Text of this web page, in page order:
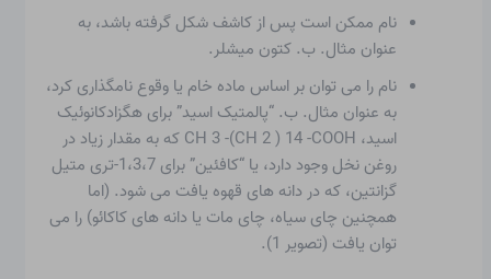
نام ممکن است پس از کاشف شکل گرفته باشد، به
عنوان مثال. ب. کتون میشلر.
نام را می توان بر اساس ماده خام یا وقوع نامگذاری کرد،
به عنوان مثال. ب. “پالمتیک اسید” برای هگزادکانوئیک
اسید، CH 3 -(CH 2 ) 14 -COOH که به مقدار زیاد در
روغن نخل وجود دارد، یا “کافئین” برای 1،3،7-تری متیل
گزانتین، که در دانه های قهوه یافت می شود. (اما
همچنین چای سیاه، چای مات یا دانه های کاکائو) را می
توان یافت (تصویر 1).